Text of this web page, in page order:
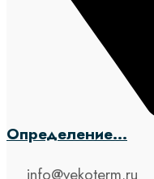
Определение...